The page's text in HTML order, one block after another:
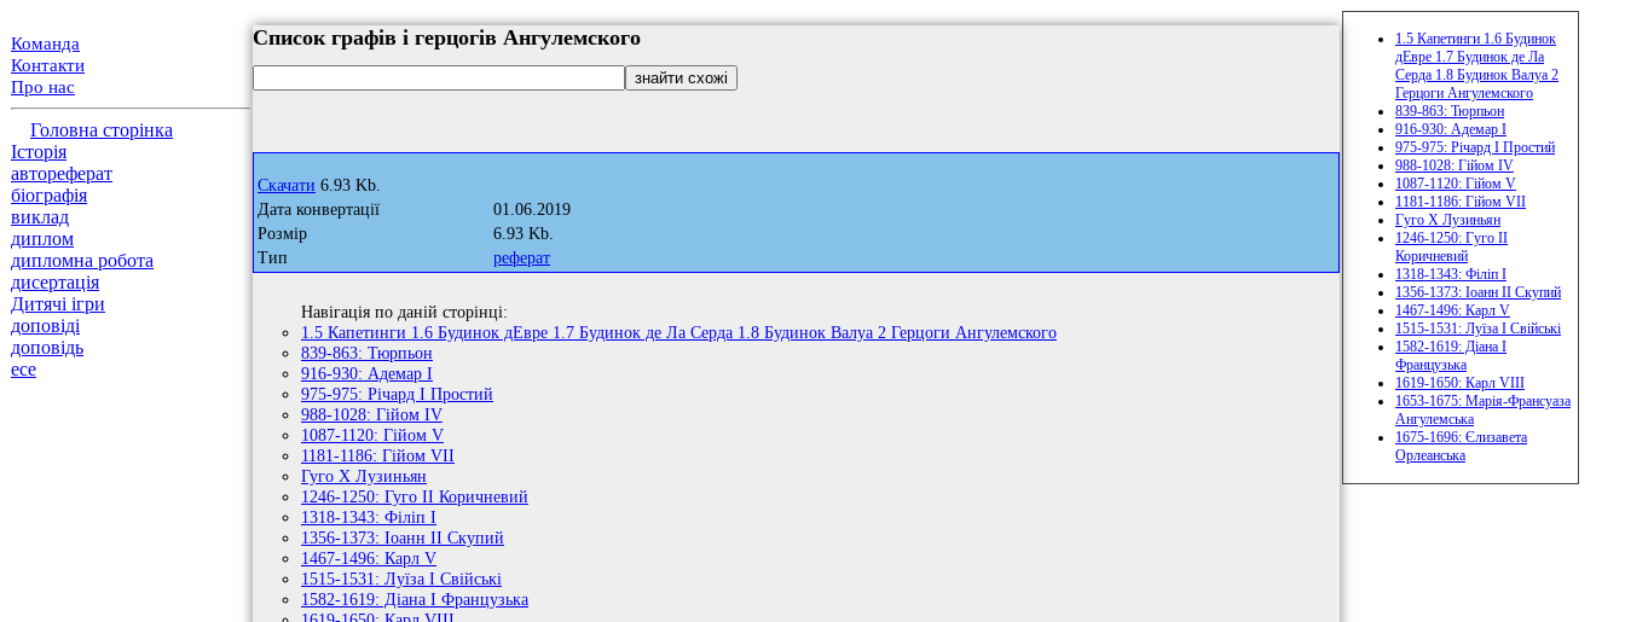
Команда
Контакти
Про нас
Головна сторінка
Історія
автореферат
біографія
виклад
диплом
дипломна робота
дисертація
Дитячі ігри
доповіді
доповідь
есе
Список графів і герцогів Ангулемского
Скачати 6.93 Kb.
Дата конвертації
01.06.2019
Розмір
6.93 Kb.
Тип
реферат
Навігація по даній сторінці:
1.5 Капетинги 1.6 Будинок дЕвре 1.7 Будинок де Ла Серда 1.8 Будинок Валуа 2 Герцоги Ангулемского
839-863: Тюрпьон
916-930: Адемар I
975-975: Річард I Простий
988-1028: Гійом IV
1087-1120: Гійом V
1181-1186: Гійом VII
Гуго Х Лузиньян
1246-1250: Гуго II Коричневий
1318-1343: Філіп I
1356-1373: Іоанн II Скупий
1467-1496: Карл V
1515-1531: Луїза I Свійські
1582-1619: Діана I Французька
1.5 Капетинги 1.6 Будинок
дЕвре 1.7 Будинок де Ла
Серда 1.8 Будинок Валуа 2
Герцоги Ангулемского
839-863: Тюрпьон
916-930: Адемар I
975-975: Річард I Простий
988-1028: Гійом IV
1087-1120: Гійом V
1181-1186: Гійом VII
Гуго Х Лузиньян
1246-1250: Гуго II
Коричневий
1318-1343: Філіп I
1356-1373: Іоанн II Скупий
1467-1496: Карл V
1515-1531: Луїза I Свійські
1582-1619: Діана I
Французька
1619-1650: Карл VIII
1653-1675: Марія-Франсуаза
Ангулемська
1675-1696: Єлизавета
Орлеанська